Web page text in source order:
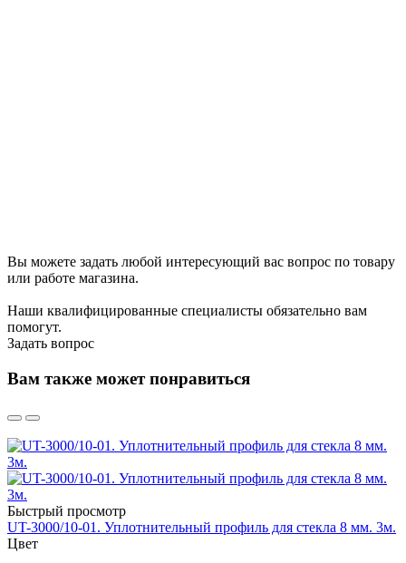
Вы можете задать любой интересующий вас вопрос по товару
или работе магазина.
Наши квалифицированные специалисты обязательно вам
помогут.
Задать вопрос
Вам также может понравиться
Быстрый просмотр
UT-3000/10-01. Уплотнительный профиль для стекла 8 мм. 3м.
Цвет